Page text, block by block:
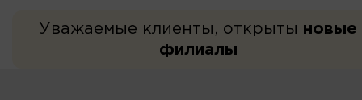
Уважаемые клиенты, открыты новые
филиалы